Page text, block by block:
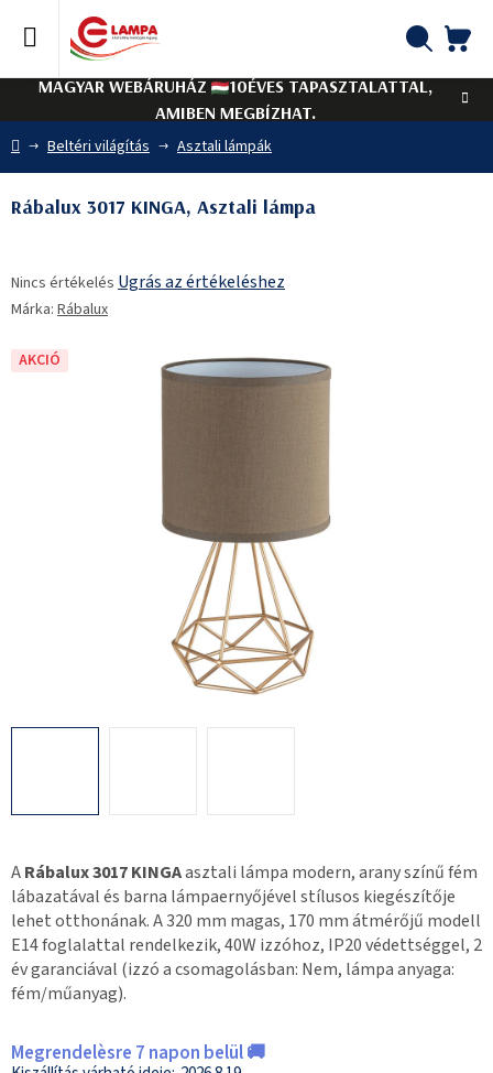
tartalomhoz
MAGYAR WEBÁRUHÁZ
10ÉVES TAPASZTALATTAL,
AMIBEN MEGBÍZHAT.
Kezdőlap
Beltéri világítás Asztali lámpák
ARábalux 3017 KINGAasztali lámpa modern, arany színű fém
lábazatával és barna lámpaernyőjével stílusos kiegészítője
lehet otthonának. A 320 mm magas, 170 mm átmérőjű modell
E14 foglalattal rendelkezik, 40W izzóhoz, IP20 védettséggel, 2
év garanciával (izzó a csomagolásban: Nem, lámpa anyaga:
fém/műanyag).
Megrendelèsre 7 napon belül 🚚
Rábalux 3017 KINGA, Asztali lámpa
termék
átlagos
5-
Nincs értékelés Ugrás az értékeléshez
Márka: Rábalux
AKCIÓ